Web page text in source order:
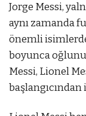
Jorge Messi,
aynı zamanda
önemli
boyunca
Messi, Lionel
başlangıcından